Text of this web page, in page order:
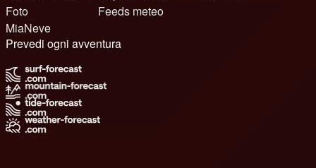
Foto
MiaNeve
Feeds meteo
Prevedi ogni avventura